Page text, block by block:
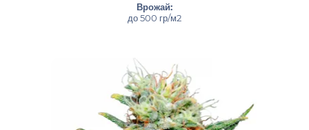
Врожай:
до 500 гр/м2